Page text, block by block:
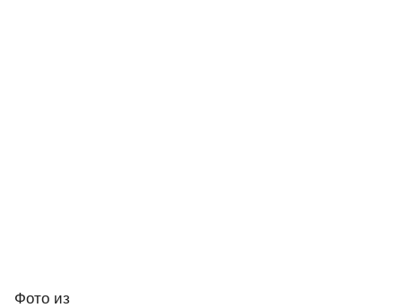
Фото из